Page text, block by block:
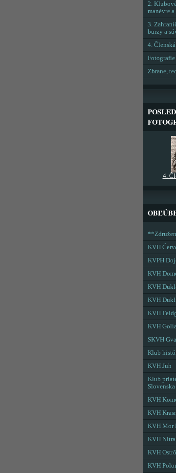
2.
manévre
3.
burzy a
4.
Zbrane,
4.
KVH
KVPH
KVH
KVH
KVH
KVH
KVH
SKVH
Klub
KVH Juh
Klub
Slovenska
KVH
KVH
KVH Mor
KVH Nitra
KVH Ostrô
KVH